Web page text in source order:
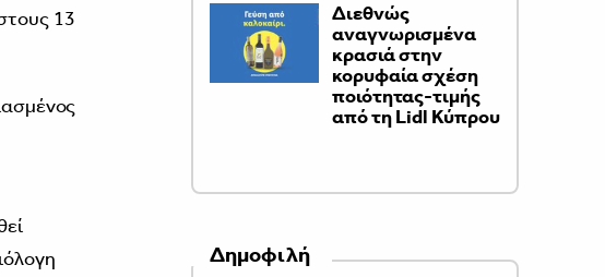
13
Διεθνώς
αναγνωρισμένα
κρασιά στην
κορυφαία σχέση
ποιότητας-τιμής
από τη Lidl Κύπρου
Δημοφιλή